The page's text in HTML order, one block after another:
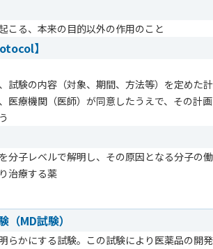
こる、本来の目的以外の作用のこと
】
試験の内容（対象、期間、方法等）を定めた計
医療機関（医師）が同意したうえで、その計画
分子レベルで解明し、その原因となる分子の働
治療する薬
（MD試験）
らかにする試験。この試験により医薬品の開発